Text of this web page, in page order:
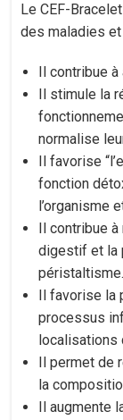
Le CEF-
des maladies
Il contribue à
Il stimule la
normalise
Il favorise
fonction
l’organisme
Il contribue à
digestif et la
péristaltisme.
Il favorise la
processus
localisations
Il permet de
la
Il augmente